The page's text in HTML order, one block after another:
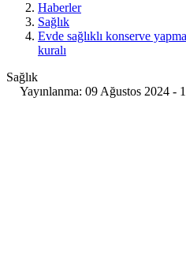
Haberler
Sağlık
Evde sağlıklı konserve
kuralı
Sağlık
Yayınlanma: 09 Ağustos 2024 -